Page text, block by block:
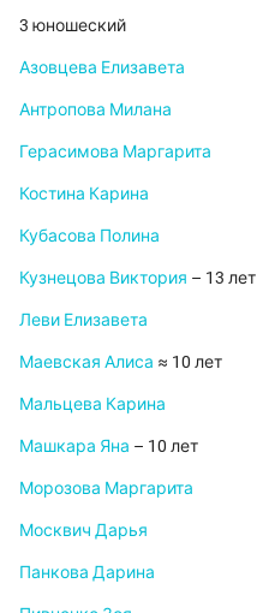
3 юношеский
Азовцева Елизавета
Антропова Милана
Герасимова Маргарита
Костина Карина
Кубасова Полина
Кузнецова Виктория – 13 лет
Леви Елизавета
Маевская Алиса ≈ 10 лет
Мальцева Карина
Машкара Яна – 10 лет
Морозова Маргарита
Москвич Дарья
Панкова Дарина